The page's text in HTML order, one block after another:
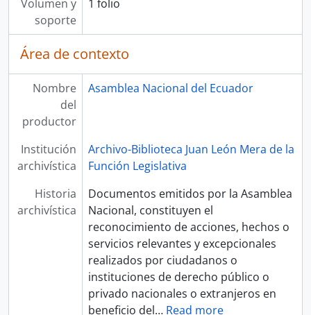
Volumen y
soporte
1 folio
Área de contexto
Nombre
del
productor
Asamblea Nacional del Ecuador
Institución
archivística
Archivo-Biblioteca Juan León Mera de la
Función Legislativa
Historia
archivística
Documentos emitidos por la Asamblea
Nacional, constituyen el
reconocimiento de acciones, hechos o
servicios relevantes y excepcionales
realizados por ciudadanos o
instituciones de derecho público o
privado nacionales o extranjeros en
beneficio del… Read more